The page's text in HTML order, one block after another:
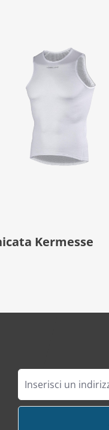
Maglia intima smanicata Kermesse